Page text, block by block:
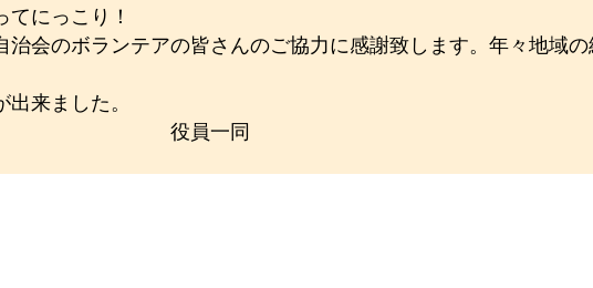
にっこり！
会のボランテアの皆さんのご協力に感謝致します。年々地域
来ました。
た。 役員一同